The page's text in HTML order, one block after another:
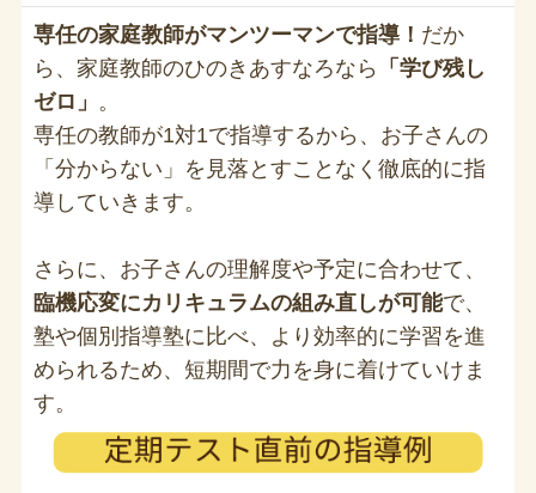
専任の家庭教師がマンツーマンで指導！ だか
ら、家庭教師のひのきあすなろなら
「学び残し
ゼロ」 。
専任の教師が1対1で指導するから、お子さんの
「分からない」を見落とすことなく徹底的に指
導していきます。
さらに、お子さんの理解度や予定に合わせて、
臨機応変にカリキュラムの組み直しが可能で、
塾や個別指導塾に比べ、より効率的に学習を進
められるため、短期間で力を身に着けていけま
す。